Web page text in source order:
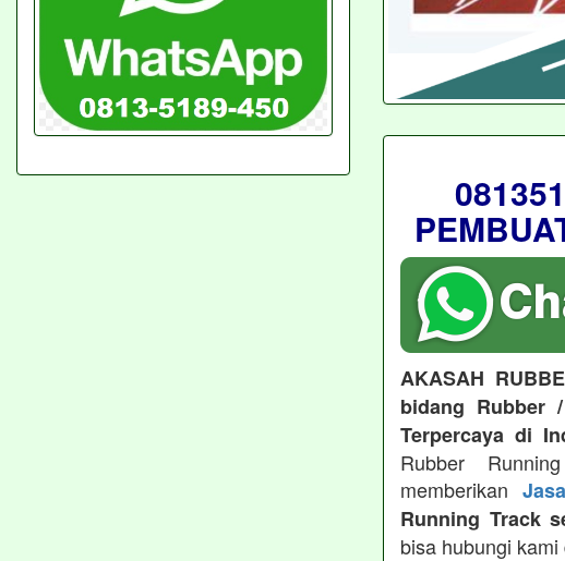
AKASAH
bidang Rubber
Terpercaya di
Rubber
memberikan
Running Track
bisa hubungi kami